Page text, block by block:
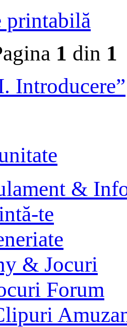
printabilă
1 din 1
Introducere”
&
te
& Jocuri
Forum